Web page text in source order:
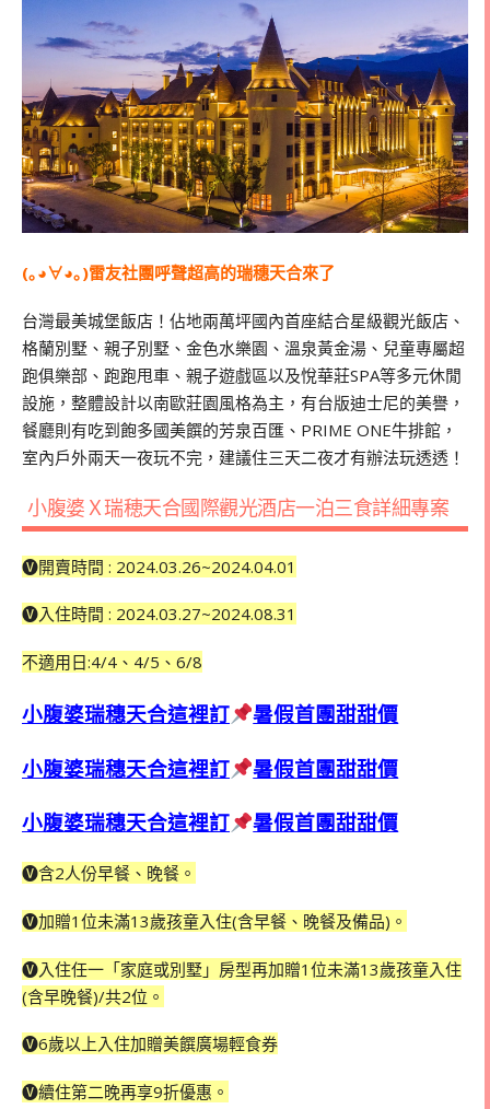
(｡◕∀◕｡)雷友社團呼聲超高的瑞穗天合來了
台灣最美城堡飯店！佔地兩萬坪國內首座結合星級觀光飯店、
格蘭別墅、親子別墅、金色水樂園、溫泉黃金湯、兒童專屬超
跑俱樂部、跑跑甩車、親子遊戲區以及悅華莊SPA等多元休閒
設施，整體設計以南歐莊園風格為主，有台版迪士尼的美譽，
餐廳則有吃到飽多國美饌的芳泉百匯、PRIME ONE牛排館，
室內戶外兩天一夜玩不完，建議住三天二夜才有辦法玩透透！
小腹婆Ｘ瑞穂天合國際觀光酒店一泊三食詳細專案
🅥開賣時間 : 2024.03.26~2024.04.01
🅥入住時間 : 2024.03.27~2024.08.31
不適用日:4/4、4/5、6/8
小腹婆瑞穗天合這裡訂
暑假首團甜甜價
小腹婆瑞穗天合這裡訂
暑假首團甜甜價
小腹婆瑞穗天合這裡訂
暑假首團甜甜價
🅥含2人份早餐、晚餐。
🅥加贈1位未滿13歲孩童入住(含早餐、晚餐及備品)。
🅥入住任一「家庭或別墅」房型再加贈1位未滿13歲孩童入住
(含早晚餐)/共2位。
🅥6歲以上入住加贈美饌廣場輕食券
🅥續住第二晚再享9折優惠。